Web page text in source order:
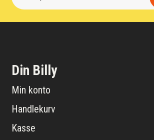
Din Billy
Min konto
Handlekurv
Kasse